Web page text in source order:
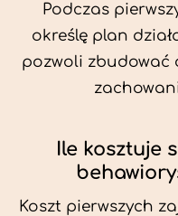
Podczas
określę plan
pozwoli zbudować
Ile kosztuje
Koszt pierwszych